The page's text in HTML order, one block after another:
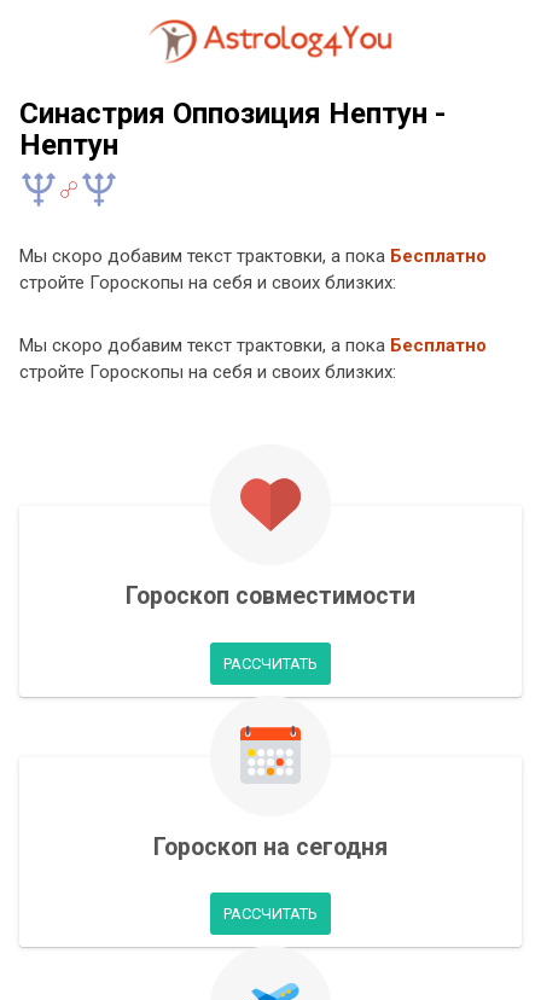
Синастрия Оппозиция Нептун -
Нептун
Мы скоро добавим текст трактовки, а пока Бесплатно
стройте Гороскопы на себя и своих близких:
Мы скоро добавим текст трактовки, а пока Бесплатно
стройте Гороскопы на себя и своих близких:
Гороскоп совместимости
РАССЧИТАТЬ
Гороскоп на сегодня
РАССЧИТАТЬ